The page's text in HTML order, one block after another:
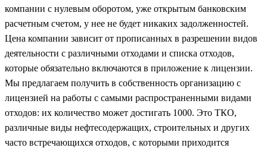
компании с нулевым оборотом, уже открытым банковским
расчетным счетом, у нее не будет никаких задолженностей.
Цена компании зависит от прописанных в разрешении видов
деятельности с различными отходами и списка отходов,
которые обязательно включаются в приложение к лицензии.
Мы предлагаем получить в собственность организацию с
лицензией на работы с самыми распространенными видами
отходов: их количество может достигать 1000. Это ТКО,
различные виды нефтесодержащих, строительных и других
часто встречающихся отходов, с которыми приходится